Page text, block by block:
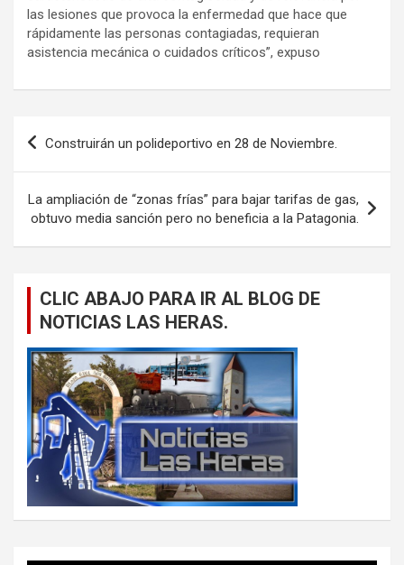
las lesiones que provoca la enfermedad que hace que
rápidamente las personas contagiadas, requieran
asistencia mecánica o cuidados críticos”, expuso
Navegación
Construirán un polideportivo en 28 de Noviembre.
La ampliación de “zonas frías” para bajar tarifas de gas,
obtuvo media sanción pero no beneficia a la Patagonia.
CLIC ABAJO PARA IR AL BLOG DE
NOTICIAS LAS HERAS.